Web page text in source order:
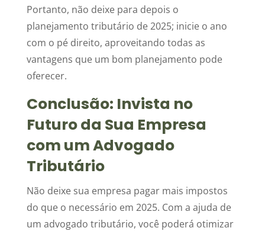
Portanto, não deixe para depois o
planejamento tributário de 2025; inicie o ano
com o pé direito, aproveitando todas as
vantagens que um bom planejamento pode
oferecer.
Conclusão: Invista no
Futuro da Sua Empresa
com um Advogado
Tributário
Não deixe sua empresa pagar mais impostos
do que o necessário em 2025. Com a ajuda de
um advogado tributário, você poderá otimizar